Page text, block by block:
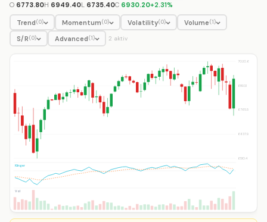
O 6773.80H 6949.40L 6735.40C 6930.20+2.31%
Trend(0) Momentum(0) Volatility(0) Volume(1)
S/R(0) Advanced(1) 2 aktiv
7020.6
6893.1
6765.5
6637.9
6510.4
Klinger
Vol